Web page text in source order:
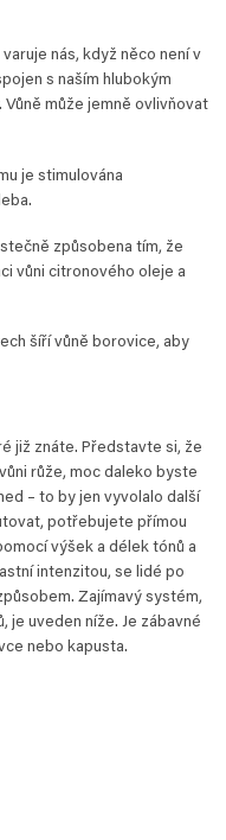
nás, když něco není v
s naším hlubokým
může jemně ovlivňovat
je stimulována
způsobena tím, že
vůni citronového oleje a
šíří vůně borovice, aby
již znáte. Představte si, že
růže, moc daleko byste
– to by jen vyvolalo další
potřebujete přímou
výšek a délek tónů a
intenzitou, se lidé po
Zajímavý systém,
uveden níže. Je zábavné
nebo kapusta.